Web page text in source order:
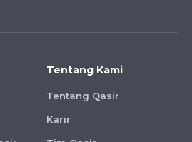
Tentang Kami
Tentang Qasir
Karir